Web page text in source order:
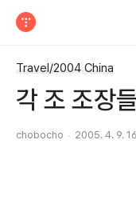
Travel/2004 China
각 조 조장
chobocho 2005. 4. 9.